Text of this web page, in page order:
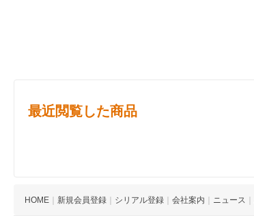
最近閲覧した商品
HOME 新規会員登録 シリアル登録 会社案内 ニュース